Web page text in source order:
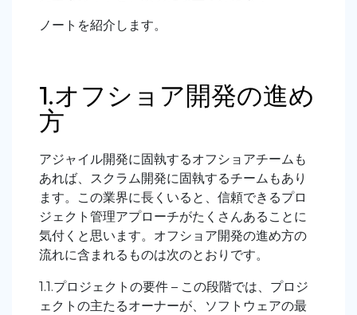
ノートを紹介します。
1.オフショア開発の進め
方
アジャイル開発に固執するオフショアチームも
あれば、スクラム開発に固執するチームもあり
ます。この業界に長くいると、信頼できるプロ
ジェクト管理アプローチがたくさんあることに
気付くと思います。オフショア開発の進め方の
流れに含まれるものは次のとおりです。
1.1.プロジェクトの要件 – この段階では、プロジ
ェクトの主たるオーナーが、ソフトウェアの最